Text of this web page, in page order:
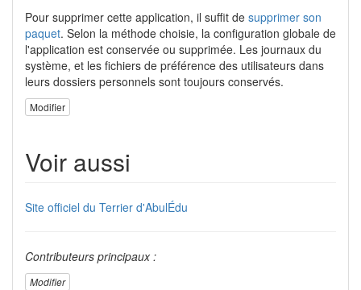
Pour supprimer cette application, il suffit de supprimer son
paquet. Selon la méthode choisie, la configuration globale de
l'application est conservée ou supprimée. Les journaux du
système, et les fichiers de préférence des utilisateurs dans
leurs dossiers personnels sont toujours conservés.
Modifier
Voir aussi
Site officiel du Terrier d'AbulÉdu
Contributeurs principaux :
Modifier